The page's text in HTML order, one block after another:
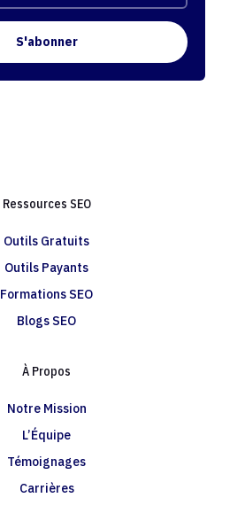
S'abonner
Ressources SEO
Outils Gratuits
Outils Payants
Formations SEO
Blogs SEO
À Propos
Notre Mission
L’Équipe
Témoignages
Carrières